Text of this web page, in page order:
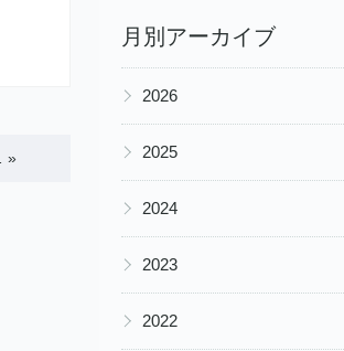
»
月別アーカイブ
▶ 2026
▶ 2025
▶ 2024
▶ 2023
▶ 2022